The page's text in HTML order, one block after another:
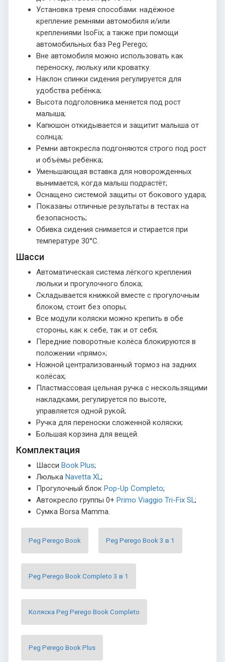
Установка тремя способами: надёжное
крепление ремнями автомобиля и/или
креплениями IsoFix; а также при помощи
автомобильных баз Peg Perego;
Вне автомобиля можно использовать как
переноску, люльку или кроватку.
Наклон спинки сидения регулируется для
удобства ребёнка;
Высота подголовника меняется под рост
малыша;
Капюшон откидывается и защитит малыша от
солнца;
Ремни автокресла подгоняются строго под рост
и объёмы ребёнка;
Уменьшающая вставка для новорожденных
вынимается, когда малыш подрастёт;
Оснащено системой защиты от бокового удара;
Показаны отличные результаты в тестах на
безопасность;
Обивка сидения снимается и стирается при
температуре 30°С.
Шасси
Автоматическая система лёгкого крепления
люльки и прогулочного блока;
Складывается книжкой вместе с прогулочным
блоком, стоит без опоры;
Все модули коляски можно крепить в обе
стороны, как к себе, так и от себя;
Передние поворотные колёса блокируются в
положении «прямо»;
Ножной централизованный тормоз на задних
колёсах;
Пластмассовая цельная ручка с нескользящими
накладками, регулируется по высоте,
управляется одной рукой;
Ручка для переноски сложенной коляски;
Большая корзина для вещей.
Комплектация
Шасси Book Plus;
Люлька Navetta XL;
Прогулочный блок Pop-Up Completo;
Автокресло группы 0+ Primo Viaggio Tri-Fix SL;
Сумка Borsa Mamma.
Peg Perego Book Peg Perego Book 3 в 1
Peg Perego Book Completo 3 в 1
Коляска Peg Perego Book Completo
Peg Perego Book Plus